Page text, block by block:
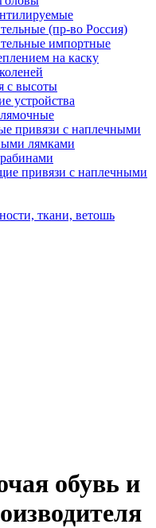
(пр-во Россия)
импортные
на каску
с высоты
устройства
привязи с наплечными
лямками
привязи с наплечными
ткани, ветошь
обувь и